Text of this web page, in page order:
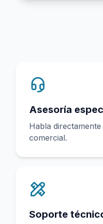
Asesoría
Habla
comercial.
Soporte